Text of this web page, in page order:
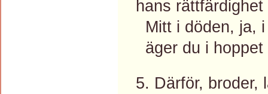
hans
Mitt i döden, ja,
äger du i
5. Därför, broder,